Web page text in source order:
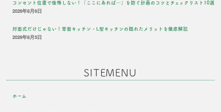
コンセント位置で後悔しない！「ここにあれば…」を防ぐ計画のコツとチェックリスト10選
2026年8月6日
対面式だけじゃない！背面キッチン・L型キッチンの隠れたメリットを徹底解説
2026年8月5日
SITEMENU
ホーム